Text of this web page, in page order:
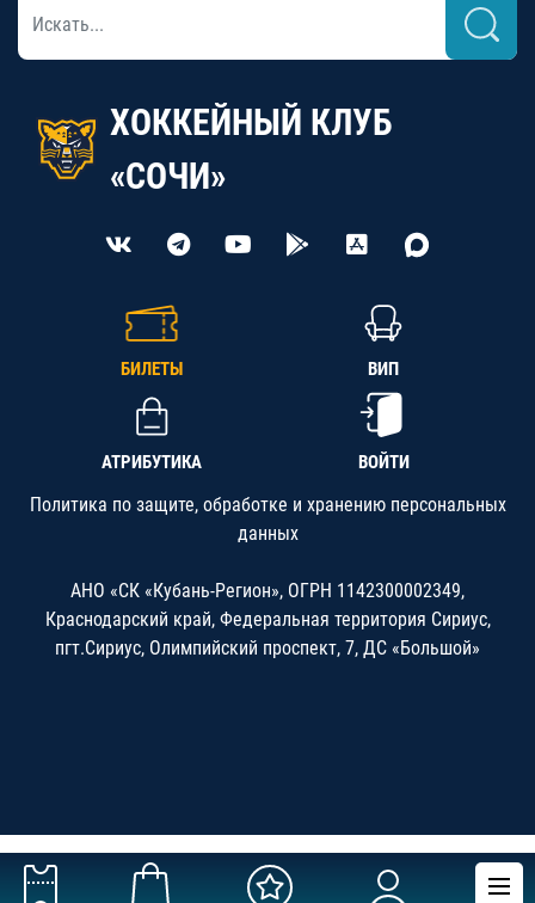
ХОККЕЙНЫЙ КЛУБ
«СОЧИ»
БИЛЕТЫ ВИП
АТРИБУТИКА ВОЙТИ
Политика по защите, обработке и хранению персональных
данных
АНО «СК «Кубань-Регион», ОГРН 1142300002349,
Краснодарский край, Федеральная территория Сириус,
пгт.Сириус, Олимпийский проспект, 7, ДС «Большой»